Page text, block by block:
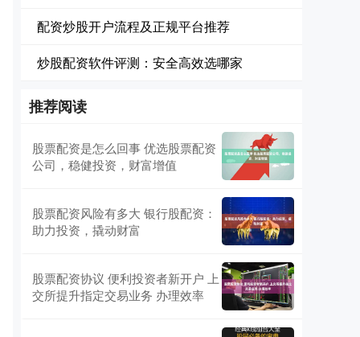
配资炒股开户流程及正规平台推荐
炒股配资软件评测：安全高效选哪家
推荐阅读
股票配资是怎么回事 优选股票配资
公司，稳健投资，财富增值
股票配资风险有多大 银行股配资：
助力投资，撬动财富
股票配资协议 便利投资者新开户 上
交所提升指定交易业务 办理效率